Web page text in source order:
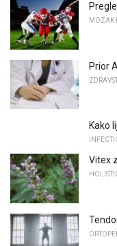
MOZAK
Prior
Kako
Vitex